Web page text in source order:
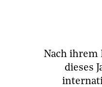
Nach ihrem
dieses